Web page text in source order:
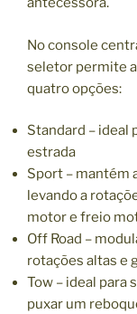
No console
seletor permite
quatro opções:
Standard – ideal
estrada
Sport – mantém
levando a
motor e freio
Off Road –
rotações altas e
Tow – ideal para
puxar um